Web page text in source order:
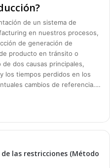
de un sistema de
en nuestros procesos,
de generación de
producto en tránsito o
dos causas principales,
los tiempos perdidos en los
cambios de referencia.…
las restricciones (Método